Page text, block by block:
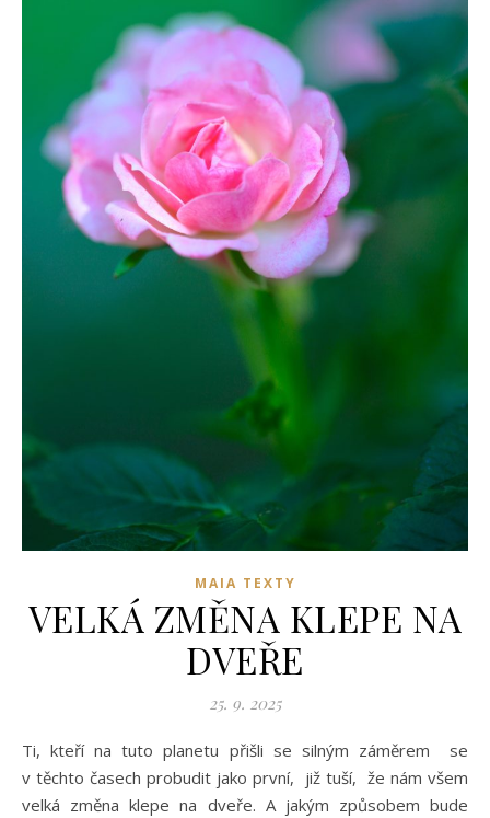
MAIA TEXTY
VELKÁ ZMĚNA KLEPE NA
DVEŘE
25. 9. 2025
Ti, kteří na tuto planetu přišli se silným záměrem se
v těchto časech probudit jako první, již tuší, že nám všem
velká změna klepe na dveře. A jakým způsobem bude